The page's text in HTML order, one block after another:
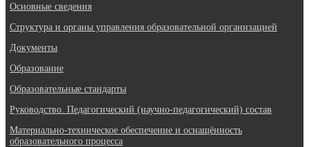
Основные сведения
Структура и органы управления образовательной организацией
Документы
Образование
Образовательные стандарты
Руководство. Педагогический (научно-педагогический) состав
Материально-техническое обеспечение и оснащённость
образовательного процесса